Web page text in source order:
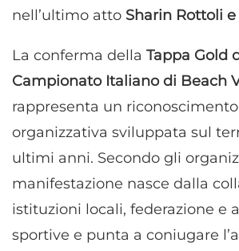
nell’ultimo atto Sharin Rottoli
La conferma della Tappa Gold
Campionato Italiano di Beach
rappresenta un
organizzativa sviluppata sul
ultimi anni. Secondo gli
manifestazione nasce dalla
istituzioni locali, federazione e
sportive e punta a coniugare